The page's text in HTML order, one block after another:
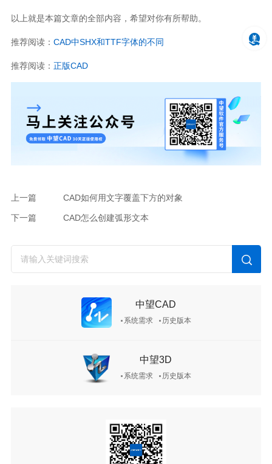
以上就是本篇文章的全部内容，希望对你有所帮助。
推荐阅读： CAD中SHX和TTF字体的不同
推荐阅读： 正版CAD
上一篇 CAD如何用文字覆盖下方的对象
下一篇 CAD怎么创建弧形文本
中望CAD
系统需求 历史版本
中望3D
系统需求 历史版本